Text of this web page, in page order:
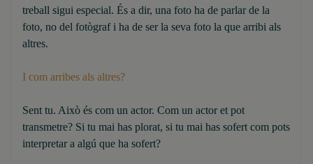
treball sigui especial. És a dir, una foto ha de parlar de la
foto, no del fotògraf i ha de ser la seva foto la que arribi als
altres.
I com arribes als altres?
Sent tu. Això és com un actor. Com un actor et pot
transmetre? Si tu mai has plorat, si tu mai has sofert com pots
interpretar a algú que ha sofert?